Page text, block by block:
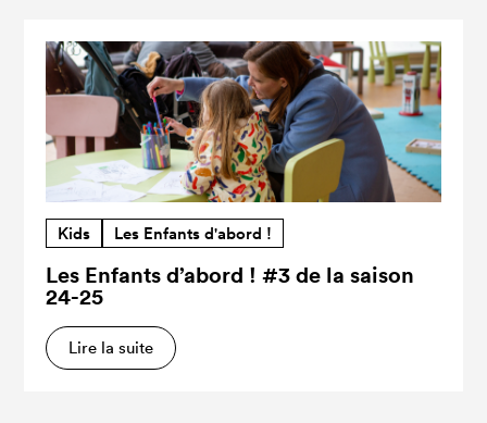
Kids Les Enfants d'abord !
Les Enfants d’abord ! #3 de la saison
24-25
Lire la suite